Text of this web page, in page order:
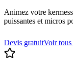
Animez votre
puissantes et micros
Devis gratuitVoir tous